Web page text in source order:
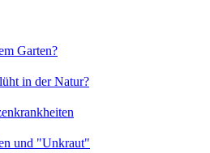
Garten?
in der Natur?
und "Unkraut"